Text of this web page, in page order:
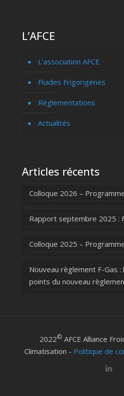
L’AFCE
L’association AFCE
Fluides Frigorigènes
Réglementations
Actualités
Articles récents
Colloque 2026 –
Rapport septembre 2025 :
Colloque 2025 –
Nouveau règlement F-Gas :
points du nouveau
2022© AFCE Alliance
Climatisation - Politique de